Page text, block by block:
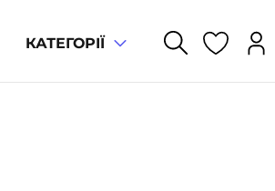
КАТЕГОРІЇ
У кошику немає товарів.